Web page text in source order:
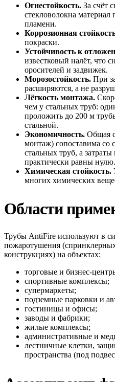
Огнестойкость. За счёт
стекловолокна материал
пламени.
Коррозионная
покраски.
Устойчивость к
известковый налёт, что
оросителей и задвижек.
Морозостойкость. При
расширяются, а не
Лёгкость монтажа.
чем у стальных труб:
проложить до 200 м
стальной.
Экономичность. Общая
монтаж) сопоставима со
стальных труб, а затраты
практически равны нулю.
Химическая стойкость.
многих химических
Области
Трубы AntiFire используют в
пожаротушения
конструкциях) на объектах:
торговые и
спортивные комплексы;
супермаркеты;
подземные парковки и
гостиницы и офисы;
заводы и фабрики;
жилые комплексы;
административные и
лестничные клетки,
пространства (под